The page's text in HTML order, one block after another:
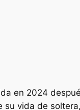
en 2024
vida de